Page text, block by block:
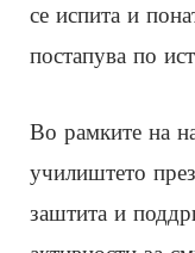
се испита и
постапува по
Во рамките на
училиштето
заштита и